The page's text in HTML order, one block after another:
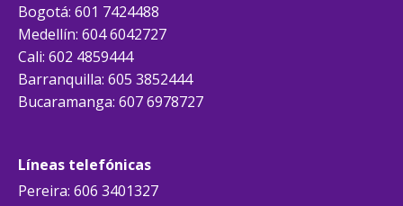
Bogotá: 601 7424488
Medellín: 604 6042727
Cali: 602 4859444
Barranquilla: 605 3852444
Bucaramanga: 607 6978727
Líneas telefónicas
Pereira: 606 3401327